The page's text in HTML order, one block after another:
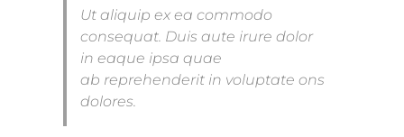
Ut aliquip ex ea commodo
consequat. Duis aute irure dolor
in eaque ipsa quae
ab reprehenderit in voluptate ons
dolores.